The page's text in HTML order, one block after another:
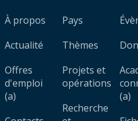
À propos
Actualité
Offres
d'emploi
(a)
Pays
Thèmes
Projets et
opérations
Recherche
(a)